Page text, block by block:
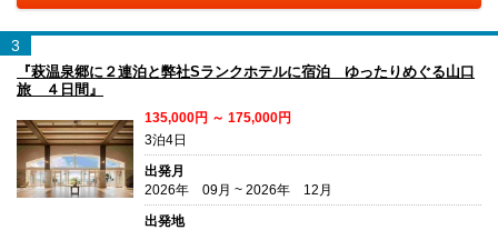
3
『萩温泉郷に２連泊と弊社Sランクホテルに宿泊 ゆったりめぐる山口
旅 ４日間』
135,000円 ～ 175,000円
3泊4日
出発月
2026年 09月 ~ 2026年 12月
出発地